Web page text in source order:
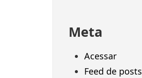
Meta
Acessar
Feed de posts